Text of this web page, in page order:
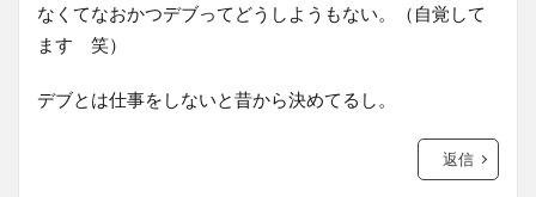
なくてなおかつデブってどうしようもない。（自覚して
ます 笑）
デブとは仕事をしないと昔から決めてるし。
返信